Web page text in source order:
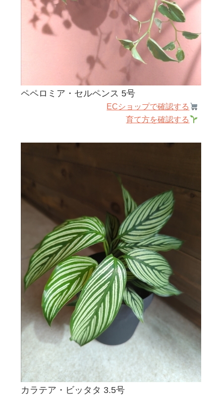
ペペロミア・セルペンス 5号
ECショップで確認する
育て方を確認する
カラテア・ビッタタ 3.5号